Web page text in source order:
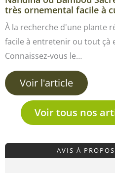
très ornemental facile à
À la recherche d'une plante
facile à entretenir ou tout çà
Connaissez-vous le…
Voir l'article
Voir tous nos
AVIS À